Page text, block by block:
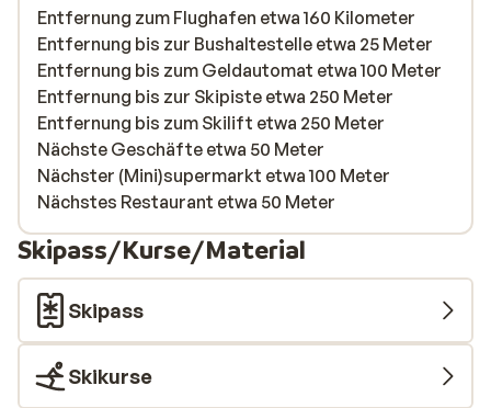
Entfernung zum Flughafen etwa 160 Kilometer
Entfernung bis zur Bushaltestelle etwa 25 Meter
Entfernung bis zum Geldautomat etwa 100 Meter
Entfernung bis zur Skipiste etwa 250 Meter
Entfernung bis zum Skilift etwa 250 Meter
Nächste Geschäfte etwa 50 Meter
Nächster (Mini)supermarkt etwa 100 Meter
Nächstes Restaurant etwa 50 Meter
Skipass/Kurse/Material
Skipass
Skikurse